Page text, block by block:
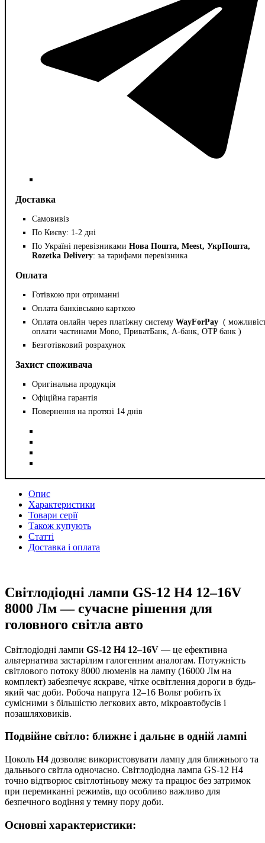
Доставка
Самовивіз
По Києву: 1-2 дні
По Україні перевізниками Нова Пошта, Meest, УкрПошта,
Rozetka Delivery: за тарифами перевізника
Оплата
Готівкою при отриманні
Оплата банківською карткою
Оплата онлайн через платіжну систему WayForPay (
оплати частинами Mono, ПриватБанк, А-банк, OTP банк )
Безготівковий розрахунок
Захист споживача
Оригінальна продукція
Офіційна гарантія
Повернення на протязі 14 днів
Опис
Характеристики
Товари серії
Також купують
Статті
Доставка і оплата
Світлодіодні лампи GS-12 H4 12–16V
8000 Лм — сучасне рішення для
головного світла авто
Світлодіодні лампи GS-12 H4 12–16V — це ефективна
альтернатива застарілим галогенним аналогам. Потужність
світлового потоку 8000 люменів на лампу (16000 Лм на
комплект) забезпечує яскраве, чітке освітлення дороги в будь-
який час доби. Робоча напруга 12–16 Вольт робить їх
сумісними з більшістю легкових авто, мікроавтобусів і
позашляховиків.
Подвійне світло: ближнє і дальнє в одній лампі
Цоколь H4 дозволяє використовувати лампу для ближнього та
дальнього світла одночасно. Світлодіодна лампа GS-12 H4
точно відтворює світлотіньову межу та працює без затримок
при перемиканні режимів, що особливо важливо для
безпечного водіння у темну пору доби.
Основні характеристики: